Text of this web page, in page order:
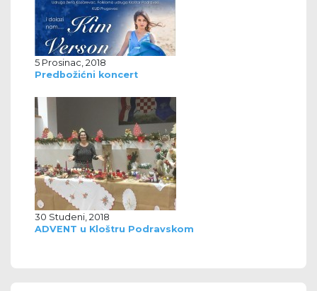
5 Prosinac, 2018
Predbožićni koncert
30 Studeni, 2018
ADVENT u Kloštru Podravskom